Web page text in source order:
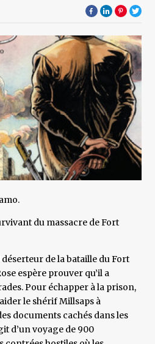
du massacre de Fort
déserteur de la bataille du Fort
espère prouver qu’il a
Pour échapper à la prison,
le shérif Millsaps à
documents cachés dans les
d’un voyage de 900